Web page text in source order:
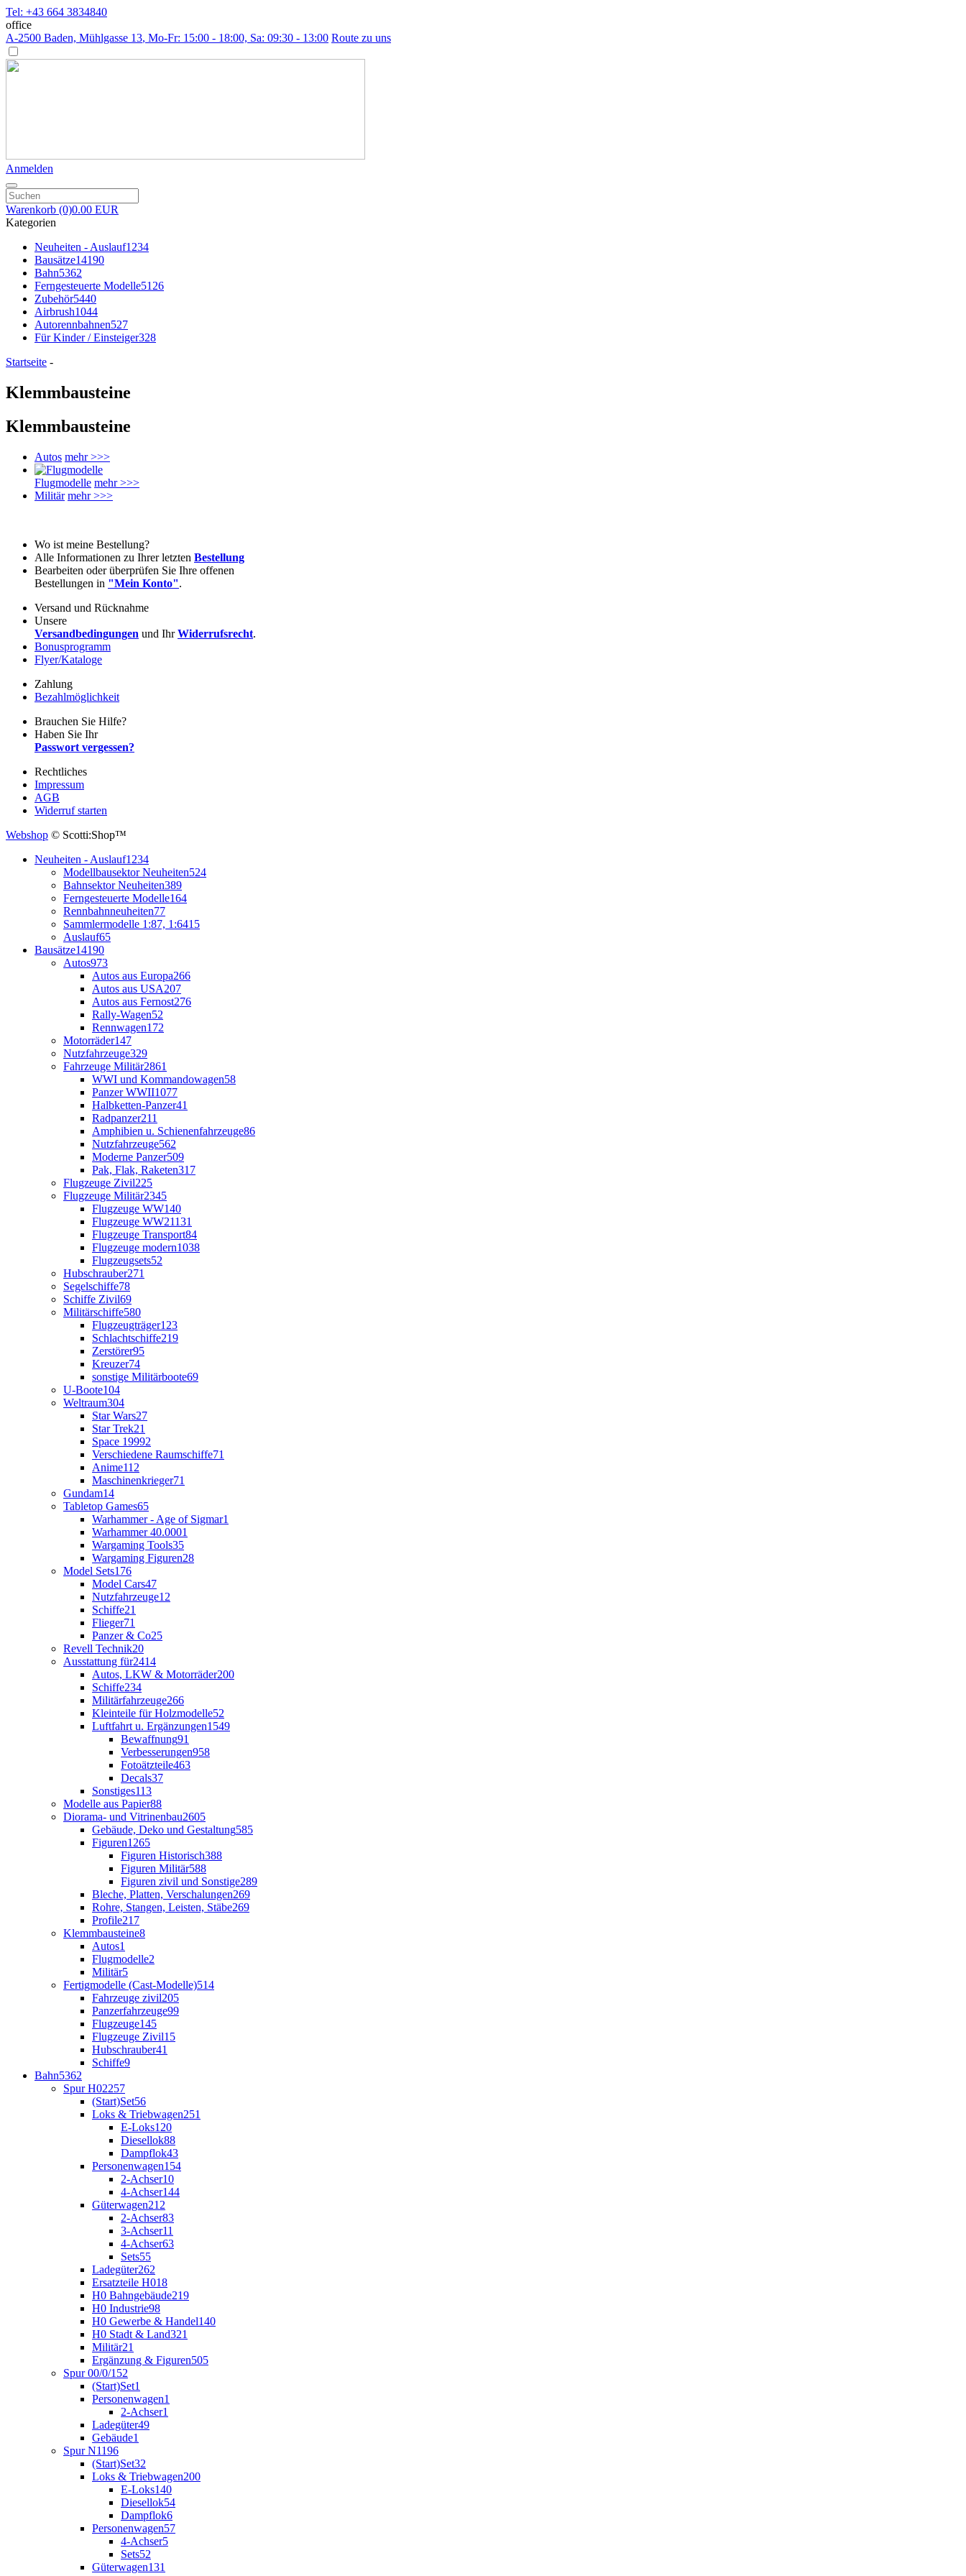
Tel: +43 664 3834840
office
A-2500 Baden, Mühlgasse 13, Mo-Fr: 15:00 - 18:00, Sa: 09:30 - 13:00 Route zu uns
Anmelden
Warenkorb (0)0.00 EUR
Kategorien
Neuheiten - Auslauf1234
Bausätze14190
Bahn5362
Ferngesteuerte Modelle5126
Zubehör5440
Airbrush1044
Autorennbahnen527
Für Kinder / Einsteiger328
Startseite -
Klemmbausteine
Klemmbausteine
Autos mehr >>>
Flugmodelle mehr >>>
Militär mehr >>>
Wo ist meine Bestellung?
Alle Informationen zu Ihrer letzten Bestellung
Bearbeiten oder überprüfen Sie Ihre offenen
Bestellungen in "Mein Konto".
Versand und Rücknahme
Unsere
Versandbedingungen und IhrWiderrufsrecht.
Bonusprogramm
Flyer/Kataloge
Zahlung
Bezahlmöglichkeit
Brauchen Sie Hilfe?
Haben Sie Ihr
Passwort vergessen?
Rechtliches
Impressum
AGB
Widerruf starten
Webshop © Scotti:Shop™
Neuheiten - Auslauf1234
Modellbausektor Neuheiten524
Bahnsektor Neuheiten389
Ferngesteuerte Modelle164
Rennbahnneuheiten77
Sammlermodelle 1:87, 1:6415
Auslauf65
Bausätze14190
Autos973
Autos aus Europa266
Autos aus USA207
Autos aus Fernost276
Rally-Wagen52
Rennwagen172
Motorräder147
Nutzfahrzeuge329
Fahrzeuge Militär2861
WWI und Kommandowagen58
Panzer WWII1077
Halbketten-Panzer41
Radpanzer211
Amphibien u. Schienenfahrzeuge86
Nutzfahrzeuge562
Moderne Panzer509
Pak, Flak, Raketen317
Flugzeuge Zivil225
Flugzeuge Militär2345
Flugzeuge WW140
Flugzeuge WW21131
Flugzeuge Transport84
Flugzeuge modern1038
Flugzeugsets52
Hubschrauber271
Segelschiffe78
Schiffe Zivil69
Militärschiffe580
Flugzeugträger123
Schlachtschiffe219
Zerstörer95
Kreuzer74
sonstige Militärboote69
U-Boote104
Weltraum304
Star Wars27
Star Trek21
Space 19992
Verschiedene Raumschiffe71
Anime112
Maschinenkrieger71
Gundam14
Tabletop Games65
Warhammer - Age of Sigmar1
Warhammer 40.0001
Wargaming Tools35
Wargaming Figuren28
Model Sets176
Model Cars47
Nutzfahrzeuge12
Schiffe21
Flieger71
Panzer & Co25
Revell Technik20
Ausstattung für2414
Autos, LKW & Motorräder200
Schiffe234
Militärfahrzeuge266
Kleinteile für Holzmodelle52
Luftfahrt u. Ergänzungen1549
Bewaffnung91
Verbesserungen958
Fotoätzteile463
Decals37
Sonstiges113
Modelle aus Papier88
Diorama- und Vitrinenbau2605
Gebäude, Deko und Gestaltung585
Figuren1265
Figuren Historisch388
Figuren Militär588
Figuren zivil und Sonstige289
Bleche, Platten, Verschalungen269
Rohre, Stangen, Leisten, Stäbe269
Profile217
Klemmbausteine8
Autos1
Flugmodelle2
Militär5
Fertigmodelle (Cast-Modelle)514
Fahrzeuge zivil205
Panzerfahrzeuge99
Flugzeuge145
Flugzeuge Zivil15
Hubschrauber41
Schiffe9
Bahn5362
Spur H02257
(Start)Set56
Loks & Triebwagen251
E-Loks120
Diesellok88
Dampflok43
Personenwagen154
2-Achser10
4-Achser144
Güterwagen212
2-Achser83
3-Achser11
4-Achser63
Sets55
Ladegüter262
Ersatzteile H018
H0 Bahngebäude219
H0 Industrie98
H0 Gewerbe & Handel140
H0 Stadt & Land321
Militär21
Ergänzung & Figuren505
Spur 00/0/1 52
(Start)Set1
Personenwagen1
2-Achser1
Ladegüter49
Gebäude1
Spur N1196
(Start)Set32
Loks & Triebwagen200
E-Loks140
Diesellok54
Dampflok6
Personenwagen57
4-Achser5
Sets52
Güterwagen131